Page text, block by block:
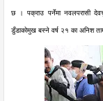
छ । पक्राउ पर्नेमा नवलपरासी
डुँडाकोमुख बस्ने वर्ष २१ का अनिश